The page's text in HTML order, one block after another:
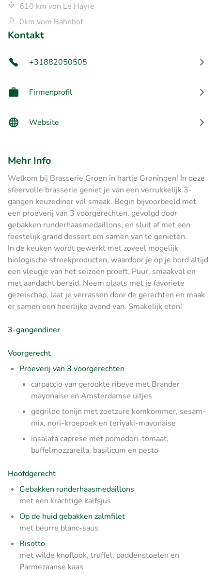
610 km von Le Havre
0km vom Bahnhof
Kontakt
+31882050505
Firmenprofil
Website
Mehr Info
Welkom bij Brasserie Groen in hartje Groningen! In deze
sfeervolle brasserie geniet je van een verrukkelijk 3-
gangen keuzediner vol smaak. Begin bijvoorbeeld met
een proeverij van 3 voorgerechten, gevolgd door
gebakken runderhaasmedaillons, en sluit af met een
feestelijk grand dessert om samen van te genieten.
In de keuken wordt gewerkt met zoveel mogelijk
biologische streekproducten, waardoor je op je bord altijd
een vleugje van het seizoen proeft. Puur, smaakvol en
met aandacht bereid. Neem plaats met je favoriete
gezelschap, laat je verrassen door de gerechten en maak
er samen een heerlijke avond van. Smakelijk eten!
3-gangendiner
Voorgerecht
Proeverij van 3 voorgerechten
carpaccio van gerookte ribeye met Brander
mayonaise en Amsterdamse uitjes
gegrilde tonijn met zoetzure komkommer, sesam-
mix, nori-kroepoek en teriyaki-mayonaise
insalata caprese met pomodori-tomaat,
buffelmozzarella, basilicum en pesto
Hoofdgerecht
Gebakken runderhaasmedaillons
met een krachtige kalfsjus
Op de huid gebakken zalmfilet
met beurre blanc-saus
Risotto
met wilde knoflook, truffel, paddenstoelen en
Parmezaanse kaas